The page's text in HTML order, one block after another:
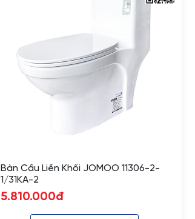
Bàn Cầu Liền Khối JOMOO 11306-2-
1/31KA-2
5.810.000đ